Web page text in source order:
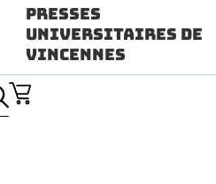
Presses
Universitaires de
Vincennes